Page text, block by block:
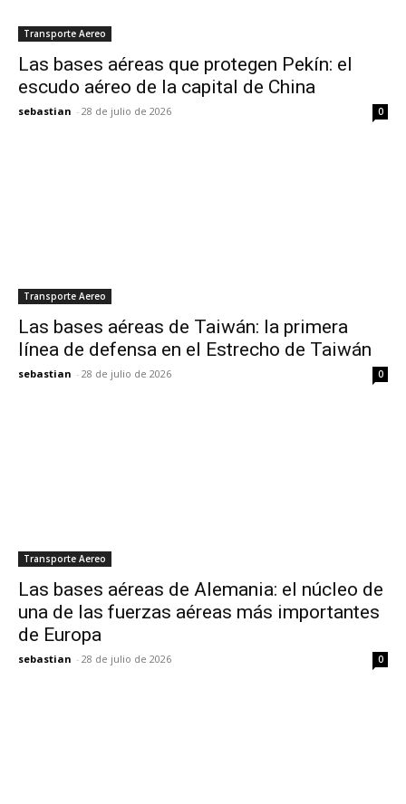
Transporte Aereo
Las bases aéreas que protegen Pekín: el
escudo aéreo de la capital de China
sebastian - 28 de julio de 2026 0
Transporte Aereo
Las bases aéreas de Taiwán: la primera
línea de defensa en el Estrecho de Taiwán
sebastian - 28 de julio de 2026 0
Transporte Aereo
Las bases aéreas de Alemania: el núcleo de
una de las fuerzas aéreas más importantes
de Europa
sebastian - 28 de julio de 2026 0